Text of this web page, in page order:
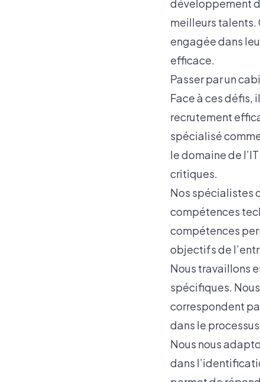
développement
meilleurs talents.
engagée dans
efficace.
Passer par un
Face à ces défis,
recrutement
spécialisé
le domaine de
critiques.
Nos spécialistes
compétences
compétences
objectifs de
Nous travaillons
spécifiques.
correspondent
dans le
Nous nous
dans